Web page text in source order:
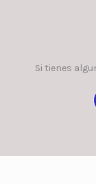
Si tienes